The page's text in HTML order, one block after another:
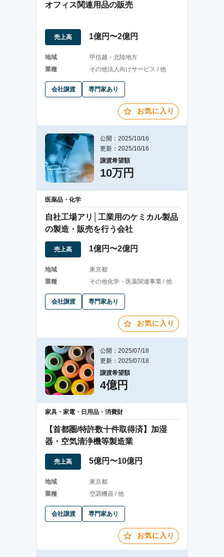
オフィス関連用品の販売
売上高 1億円〜2億円
地域
甲信越・北陸地方
業種
その他法人向けサービス / 他
会社譲渡 専門家あり
お気に入り
公開：2025/10/16
更新：2025/10/16
譲渡希望額
10万円
医薬品・化学
自社工場アリ│工業用のケミカル製品
の製造・販売を行う会社
売上高 1億円〜2億円
地域
東京都
業種
その他化学・医薬関連事業 / 他
会社譲渡 専門家あり
お気に入り
公開：2025/07/18
更新：2025/07/18
譲渡希望額
4億円
家具・家電・日用品・消費財
【首都圏/特許数十件取得済】加湿
器・空気清浄機等製造業
売上高 5億円〜10億円
地域
東京都
業種
空調機器 / 他
会社譲渡 専門家あり
お気に入り